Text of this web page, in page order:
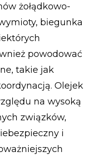
żołądkowo-
biegunka
powodować
takie jak
Olejek
na wysoką
związków,
i